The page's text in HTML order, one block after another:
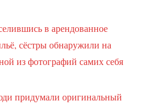
в арендованное
сёстры обнаружили на
из фотографий самих себя
придумали оригинальный